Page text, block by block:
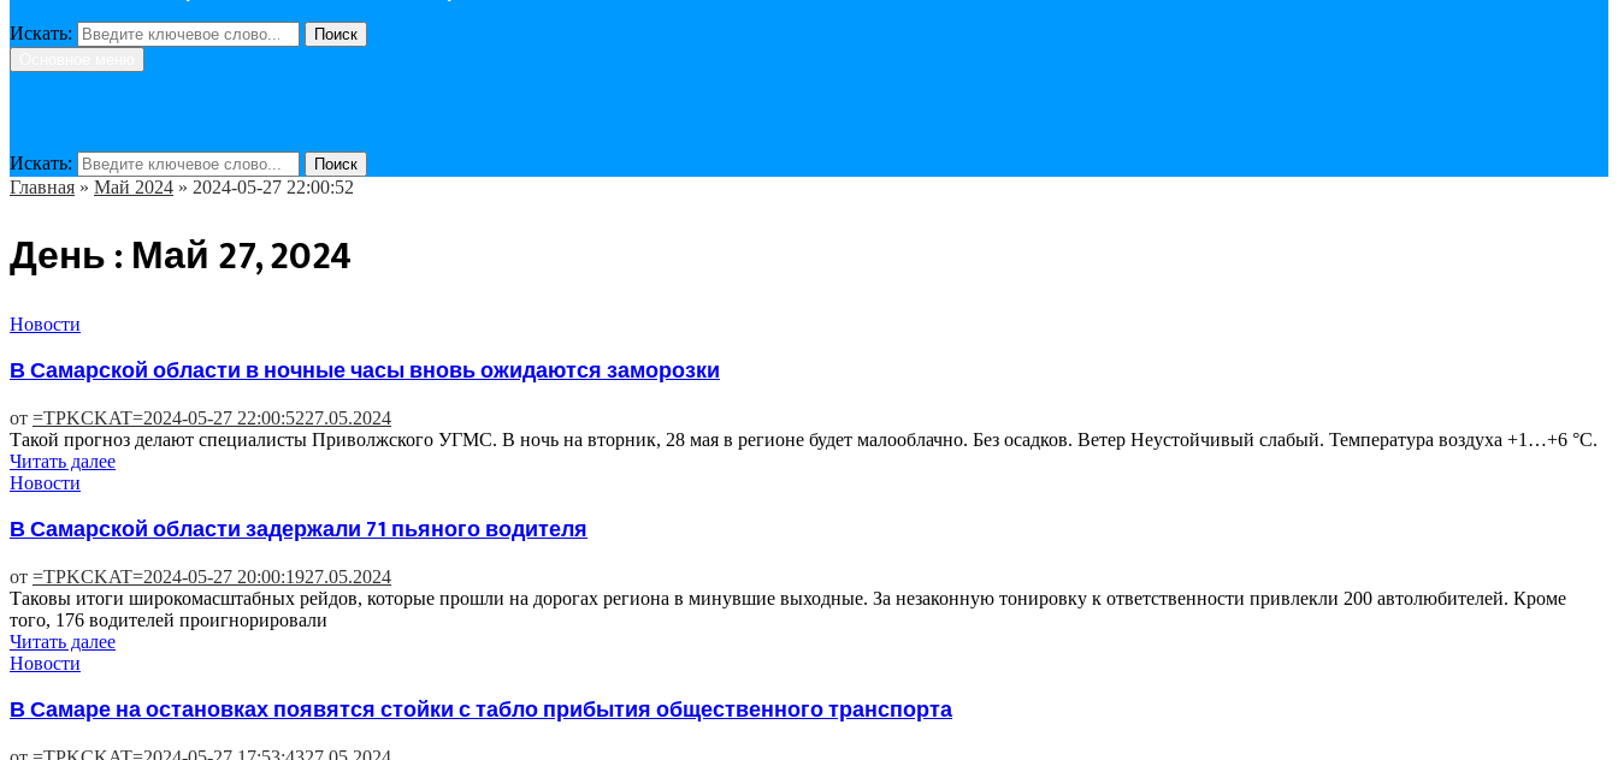
Искать:
Поиск
Искать: Поиск
Главная » Май 2024 » 2024-05-27 22:00:52
День : Май 27, 2024
Новости
В Самарской области в ночные часы вновь ожидаются заморозки
от =TPKCKAT=2024-05-27 22:00:5227.05.2024
Такой прогноз делают специалисты Приволжского УГМС. В ночь на вторник, 28 мая в регионе будет малооблачно. Без осадков. Ветер Неустойчивый слабый. Температура воздуха +1…+6 °C.
Читать далее
Новости
В Самарской области задержали 71 пьяного водителя
от =TPKCKAT=2024-05-27 20:00:1927.05.2024
Таковы итоги широкомасштабных рейдов, которые прошли на дорогах региона в минувшие выходные. За незаконную тонировку к ответственности привлекли 200 автолюбителей. Кроме
того, 176 водителей проигнорировали
Читать далее
Новости
В Самаре на остановках появятся стойки с табло прибытия общественного транспорта